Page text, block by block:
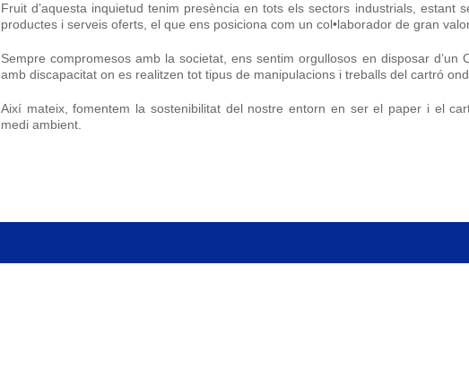
Fruit d’aquesta inquietud tenim presència en tots els sectors industrials, estant
productes i serveis oferts, el que ens posiciona com un col•laborador de gran
Sempre compromesos amb la societat, ens sentim orgullosos en disposar d’un
amb discapacitat on es realitzen tot tipus de manipulacions i treballs del cartró
Així mateix, fomentem la sostenibilitat del nostre entorn en ser el paper i el
medi ambient.